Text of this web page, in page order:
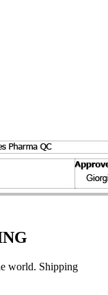
world. Shipping